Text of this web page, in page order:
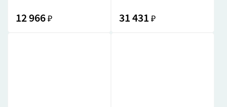
12 966 ₽ 31 431 ₽